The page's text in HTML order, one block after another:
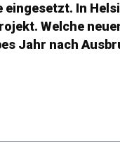
eingesetzt. In
Welche
Jahr nach